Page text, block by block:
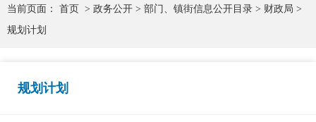
当前页面： 首页 > 政务公开 > 部门、镇街信息公开目录 > 财政局 >
规划计划
规划计划